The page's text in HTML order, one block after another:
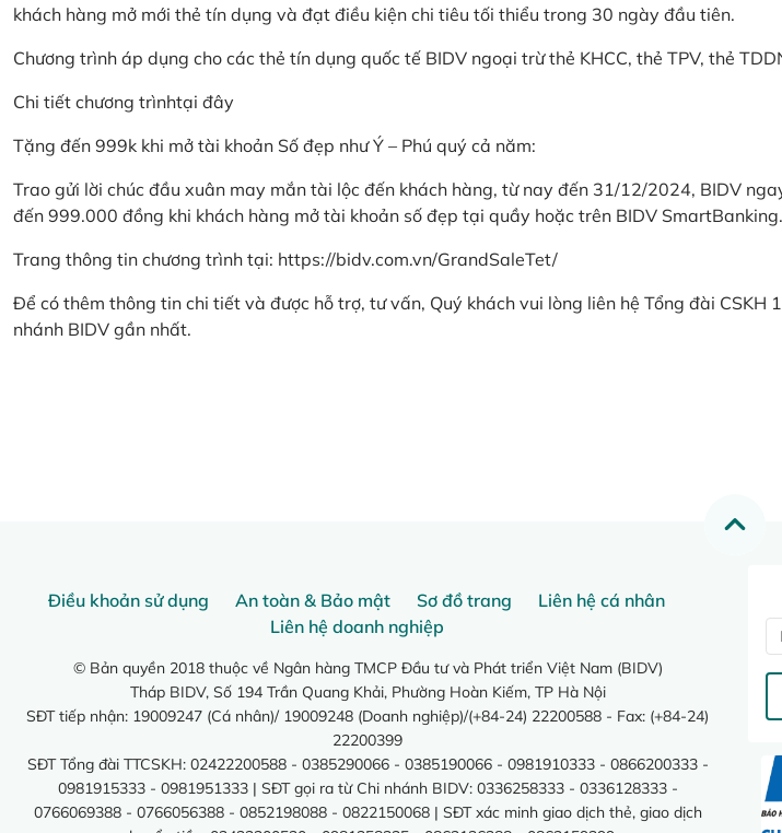
khách hàng mở mới thẻ tín dụng và đạt điều kiện chi tiêu tối thiểu trong 30 ngày đầu tiên.
Chương trình áp dụng cho các thẻ tín dụng quốc tế BIDV ngoại trừ thẻ KHCC, thẻ TPV, thẻ
Chi tiết chương trìnhtại đây
Tặng đến 999k khi mở tài khoản Số đẹp như Ý – Phú quý cả năm:
Trao gửi lời chúc đầu xuân may mắn tài lộc đến khách hàng, từ nay đến 31/12/2024, BIDV
đến 999.000 đồng khi khách hàng mở tài khoản số đẹp tại quầy hoặc trên BIDV SmartBanking.
Trang thông tin chương trình tại: https://bidv.com.vn/GrandSaleTet/
Để có thêm thông tin chi tiết và được hỗ trợ, tư vấn, Quý khách vui lòng liên hệ Tổng đài CSKH
nhánh BIDV gần nhất.
Điều khoản sử dụng An toàn & Bảo mật Sơ đồ trang
Liên hệ cá nhân
Liên hệ doanh nghiệp
© Bản quyền 2018 thuộc về Ngân hàng TMCP Đầu tư và Phát triển Việt Nam (BIDV)
Tháp BIDV, Số 194 Trần Quang Khải, Phường Hoàn Kiếm, TP Hà Nội
SĐT tiếp nhận: 19009247 (Cá nhân)/ 19009248 (Doanh nghiệp)/(+84-24) 22200588 - Fax: (+84-24)
22200399
SĐT Tổng đài TTCSKH: 02422200588 - 0385290066 - 0385190066 - 0981910333 - 0866200333 -
0981915333 - 0981951333 | SĐT gọi ra từ Chi nhánh BIDV: 0336258333 - 0336128333 -
0766069388 - 0766056388 - 0852198088 - 0822150068 | SĐT xác minh giao dịch thẻ, giao dịch